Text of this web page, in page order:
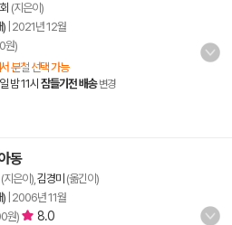
(지은이)
) 2021년 12월
원)
분철 선택 가능
밤 11시 잠들기전 배송 변경
동
(지은이), 김경미 (옮긴이)
) 2006년 11월
원) 8.0